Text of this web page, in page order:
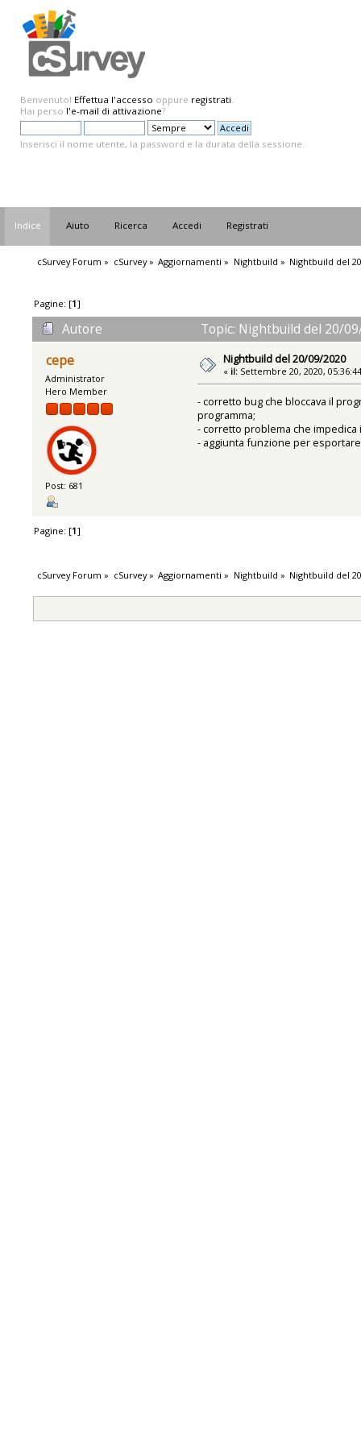
Benvenuto! Effettua l'accesso oppure registrati.
Hai perso l'e-mail di attivazione?
Inserisci il nome utente, la password e la durata della sessione.
Indice Aiuto Ricerca Accedi Registrati
cSurvey Forum » cSurvey» Aggiornamenti » Nightbuild » Nightbuild del
Pagine: [1]
Autore
Topic: Nightbuild del 20/
cepe
Administrator
Hero Member
Post: 681
Nightbuild del 20/09/2020
« il: Settembre 20, 2020,
- corretto bug che bloccava il
programma;
- corretto problema che
- aggiunta funzione per
Pagine: [1]
cSurvey Forum » cSurvey» Aggiornamenti » Nightbuild » Nightbuild del